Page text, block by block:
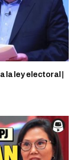
la ley electoral |